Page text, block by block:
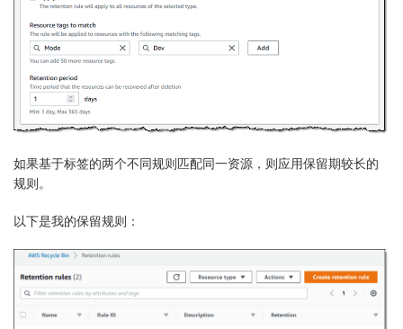
如果基于标签的两个不同规则匹配同一资源，则应用保留期较长的
规则。
以下是我的保留规则：